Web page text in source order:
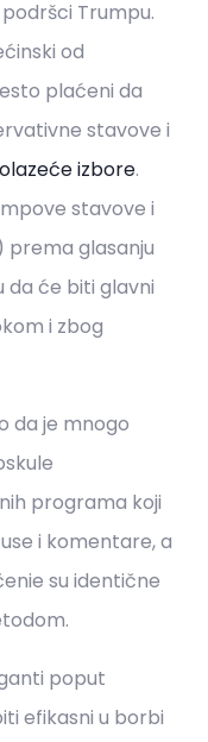
Trumpu.
od
plaćeni da
stavove i
izbore.
stavove i
prema glasanju
da će biti glavni
i zbog
da je mnogo
programa koji
i komentare, a
su identične
poput
efikasni u borbi